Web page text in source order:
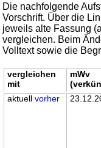
Die nachfolgende
Vorschrift. Über die
jeweils alte Fassung
vergleichen. Beim
Volltext sowie die
vergleichen
mit
mWv
aktuellvorher